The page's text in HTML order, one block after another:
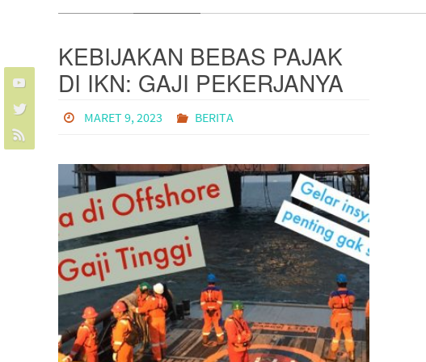
KEBIJAKAN BEBAS PAJAK
DI IKN: GAJI PEKERJANYA
BAKAL MAKMUR SAMPAI
MARET 9, 2023 BERITA